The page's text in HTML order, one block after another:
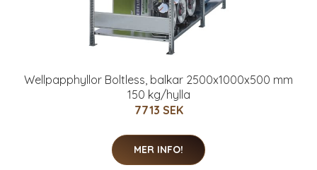
Wellpapphyllor Boltless, balkar 2500x1000x500 mm
150 kg/hylla
7713 SEK
MER INFO!